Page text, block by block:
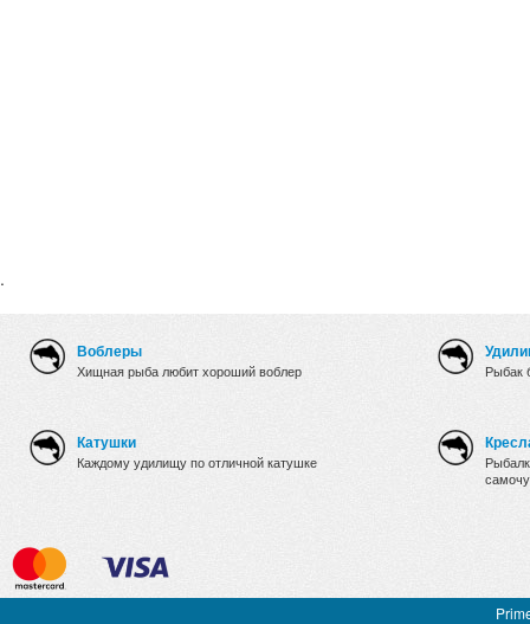
.
Воблеры
Хищная рыба любит хороший воблер
Катушки
Каждому удилищу по отличной катушке
Рыбак